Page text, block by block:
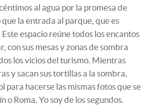
al agua por la promesa de
la entrada al parque, que es
espacio reúne todos los encantos
con sus mesas y zonas de sombra
los vicios del turismo. Mientras
y sacan sus tortillas a la sombra,
para hacerse las mismas fotos que se
o Roma. Yo soy de los segundos.